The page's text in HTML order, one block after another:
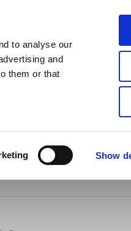
to analyse our
and
them or that
Show
Laguoile,